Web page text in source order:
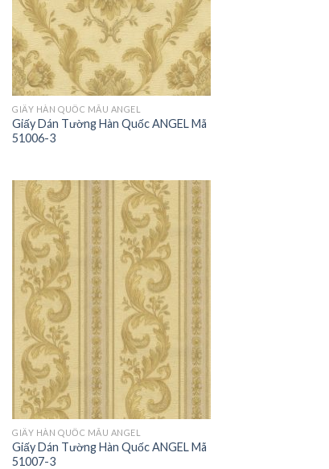
GIẤY HÀN QUỐC MẪU ANGEL
Giấy Dán Tường Hàn Quốc ANGEL Mã
51006-3
GIẤY HÀN QUỐC MẪU ANGEL
Giấy Dán Tường Hàn Quốc ANGEL Mã
51007-3